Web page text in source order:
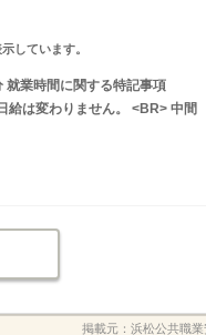
しています。
業時間に関する特記事項
給は変わりません。 <BR> 中間
掲載元： 浜松公共職